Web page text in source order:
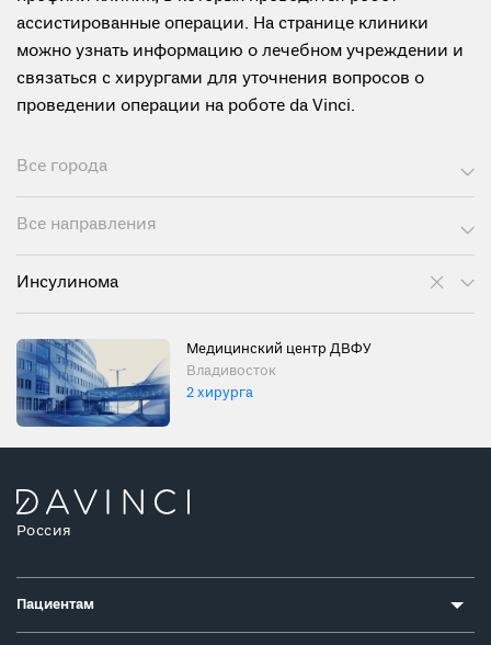
ассистированные операции. На странице клиники
можно узнать информацию о лечебном учреждении и
связаться с хирургами для уточнения вопросов о
проведении операции на роботе da Vinci.
Все города
Все направления
Инсулинома
Медицинский центр ДВФУ
Владивосток
2 хирурга
Россия
Пациентам